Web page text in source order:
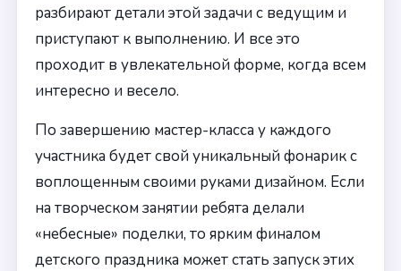
разбирают детали этой задачи с ведущим и
приступают к выполнению. И все это
проходит в увлекательной форме, когда всем
интересно и весело.
По завершению мастер-класса у каждого
участника будет свой уникальный фонарик с
воплощенным своими руками дизайном. Если
на творческом занятии ребята делали
«небесные» поделки, то ярким финалом
детского праздника может стать запуск этих